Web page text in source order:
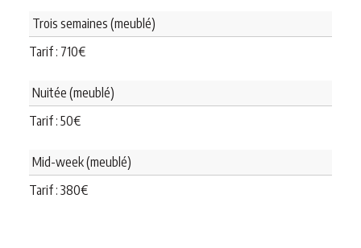
Trois semaines (meublé)
Tarif : 710€
Nuitée (meublé)
Tarif : 50€
Mid-week (meublé)
Tarif : 380€